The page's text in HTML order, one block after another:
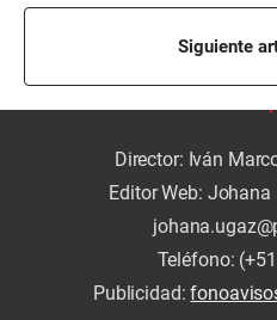
Siguiente
Director: Iván
Editor Web:
Teléfono:
Publicidad: